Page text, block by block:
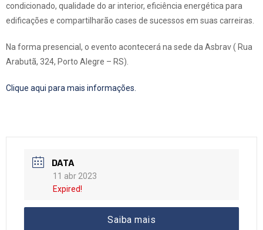
condicionado, qualidade do ar interior, eficiência energética para
edificações e compartilharão cases de sucessos em suas carreiras.
Na forma presencial, o evento acontecerá na sede da Asbrav ( Rua
Arabutã, 324, Porto Alegre – RS).
Clique aqui para mais informações.
DATA
11 abr 2023
Expired!
Saiba mais